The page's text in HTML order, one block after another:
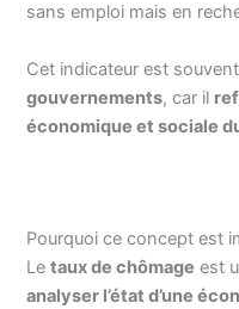
sans emploi mais en
Cet indicateur est
gouvernements, car il
économique et sociale
Pourquoi ce concept est
Letaux de chômage est
analyser l’état d’une